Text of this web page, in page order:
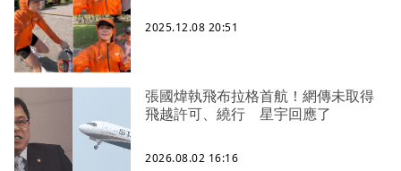
2025.12.08 20:51
張國煒執飛布拉格首航！網傳未取得
飛越許可、繞行 星宇回應了
2026.08.02 16:16